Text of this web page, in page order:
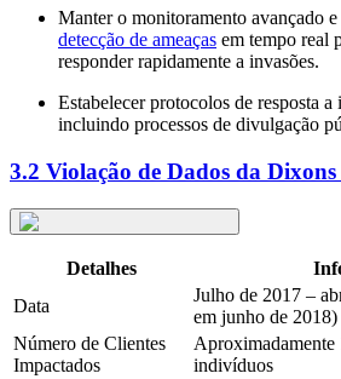
Manter o monitoramento avançado e
detecção de ameaças em tempo real
responder rapidamente a invasões.
Estabelecer protocolos de resposta a
incluindo processos de divulgação
3.2 Violação de Dados da
Detalhes
Data
Julho de 2017 –
em junho de 2018)
Número de Clientes
Impactados
Aproximadamente
indivíduos